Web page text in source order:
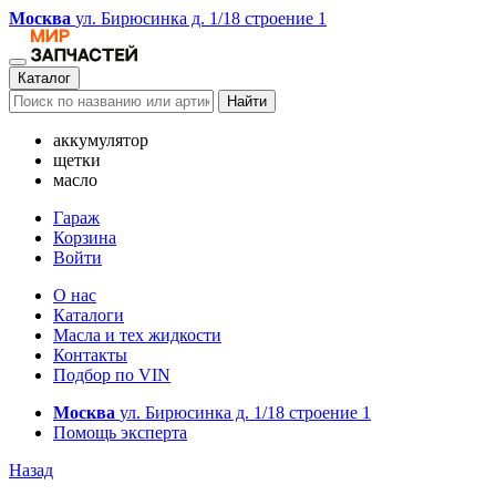
Москва ул. Бирюсинка д. 1/18 строение 1
Каталог
Найти
аккумулятор
щетки
масло
Гараж
Корзина
Войти
О нас
Каталоги
Масла и тех жидкости
Контакты
Подбор по VIN
Москва ул. Бирюсинка д. 1/18 строение 1
Помощь эксперта
Назад